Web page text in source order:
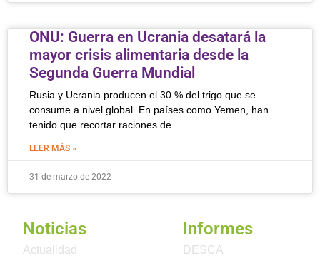
ONU: Guerra en Ucrania desatará la
mayor crisis alimentaria desde la
Segunda Guerra Mundial
Rusia y Ucrania producen el 30 % del trigo que se
consume a nivel global. En países como Yemen, han
tenido que recortar raciones de
LEER MÁS »
31 de marzo de 2022
Noticias
Actualidad
Informes
DESCA